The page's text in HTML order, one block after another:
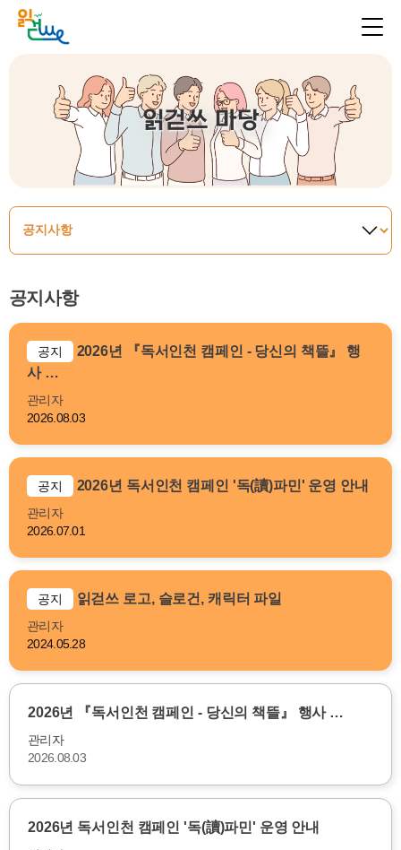
읽걷쓰 마당
공지사항
공지
사 …
관리자
2026.08.03
공지 2026년 독서인천 캠페인 '독(讀)파민' 운영 안내
관리자
2026.07.01
공지 읽걷쓰 로고, 슬로건, 캐릭터 파일
관리자
2024.05.28
2026년 『독서인천 캠페인 - 당신의 책뜰』 행사 …
관리자
2026.08.03
2026년 독서인천 캠페인 '독(讀)파민' 운영 안내